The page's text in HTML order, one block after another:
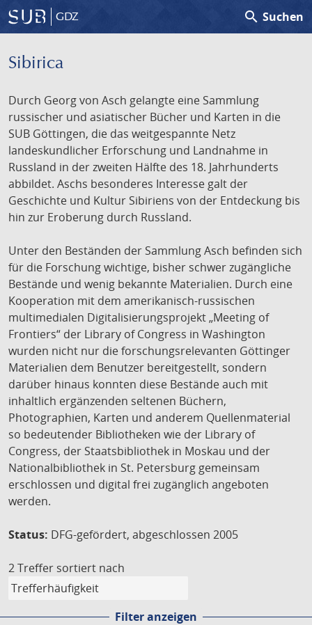
GDZ search Suchen
Sibirica
Durch Georg von Asch gelangte eine Sammlung
russischer und asiatischer Bücher und Karten in die
SUB Göttingen, die das weitgespannte Netz
landeskundlicher Erforschung und Landnahme in
Russland in der zweiten Hälfte des 18. Jahrhunderts
abbildet. Aschs besonderes Interesse galt der
Geschichte und Kultur Sibiriens von der Entdeckung bis
hin zur Eroberung durch Russland.
Unter den Beständen der Sammlung Asch befinden sich
für die Forschung wichtige, bisher schwer zugängliche
Bestände und wenig bekannte Materialien. Durch eine
Kooperation mit dem amerikanisch-russischen
multimedialen Digitalisierungsprojekt „Meeting of
Frontiers“ der Library of Congress in Washington
wurden nicht nur die forschungsrelevanten Göttinger
Materialien dem Benutzer bereitgestellt, sondern
darüber hinaus konnten diese Bestände auch mit
inhaltlich ergänzenden seltenen Büchern,
Photographien, Karten und anderem Quellenmaterial
so bedeutender Bibliotheken wie der Library of
Congress, der Staatsbibliothek in Moskau und der
Nationalbibliothek in St. Petersburg gemeinsam
erschlossen und digital frei zugänglich angeboten
werden.
Status: DFG-gefördert, abgeschlossen 2005
2 Treffer sortiert nach
Filter anzeigen